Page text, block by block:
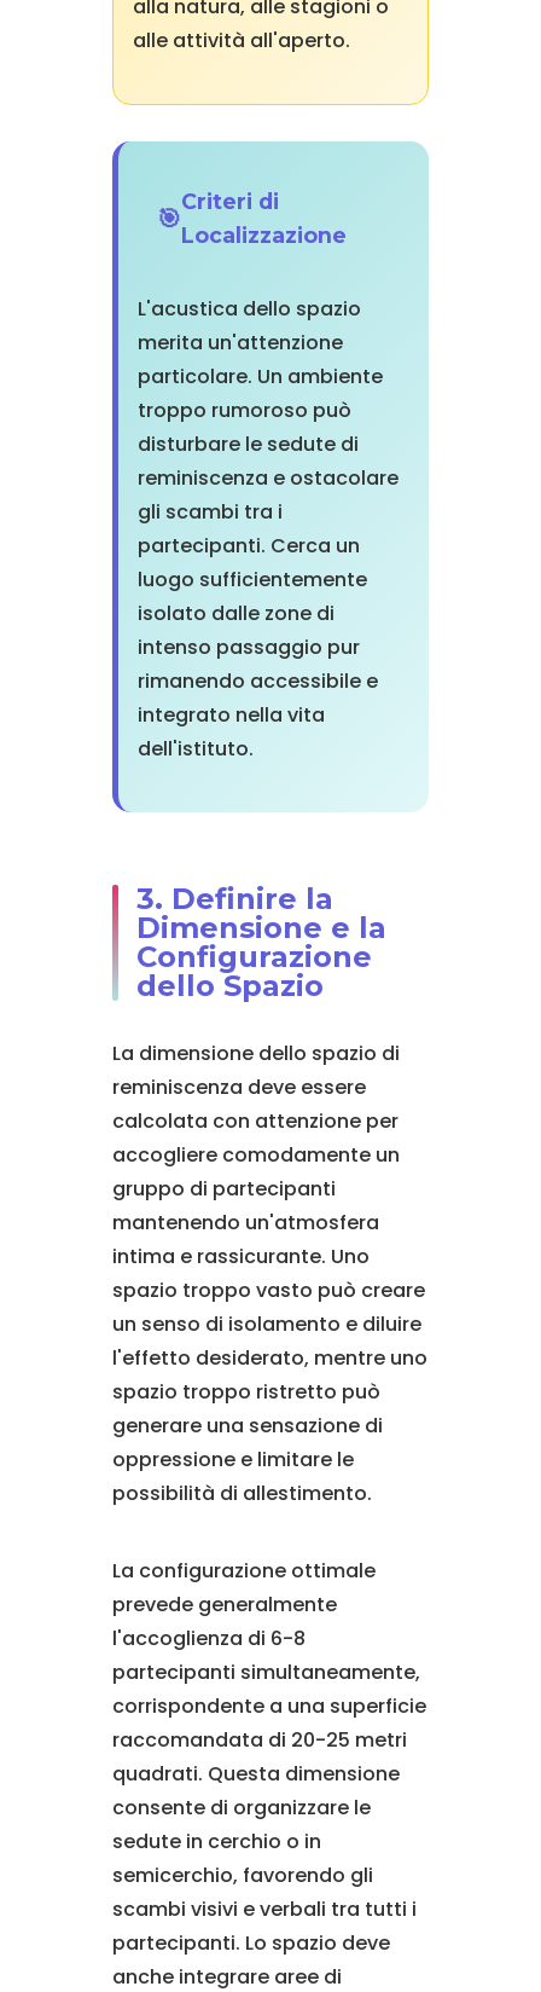
alla natura, alle stagioni o
alle attività all'aperto.
Criteri di
Localizzazione
L'acustica dello spazio
merita un'attenzione
particolare. Un ambiente
troppo rumoroso può
disturbare le sedute di
reminiscenza e ostacolare
gli scambi tra i
partecipanti. Cerca un
luogo sufficientemente
isolato dalle zone di
intenso passaggio pur
rimanendo accessibile e
integrato nella vita
dell'istituto.
3. Definire la
Dimensione e la
Configurazione
dello Spazio
La dimensione dello spazio di
reminiscenza deve essere
calcolata con attenzione per
accogliere comodamente un
gruppo di partecipanti
mantenendo un'atmosfera
intima e rassicurante. Uno
spazio troppo vasto può creare
un senso di isolamento e diluire
l'effetto desiderato, mentre uno
spazio troppo ristretto può
generare una sensazione di
oppressione e limitare le
possibilità di allestimento.
La configurazione ottimale
prevede generalmente
l'accoglienza di 6-8
partecipanti simultaneamente,
corrispondente a una superficie
raccomandata di 20-25 metri
quadrati. Questa dimensione
consente di organizzare le
sedute in cerchio o in
semicerchio, favorendo gli
scambi visivi e verbali tra tutti i
partecipanti. Lo spazio deve
anche integrare aree di